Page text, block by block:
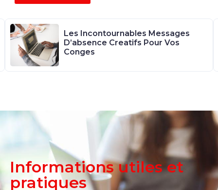
Les Incontournables Messages
D’absence Creatifs Pour Vos
Conges
Informations utiles et
pratiques